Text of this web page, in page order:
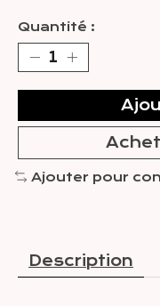
Quantité :
Ajouter pour
Description